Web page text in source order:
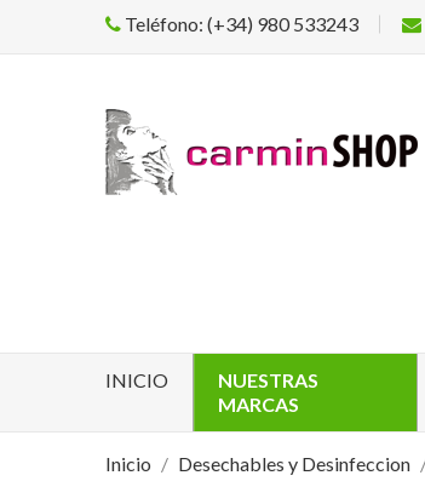
Teléfono: (+34) 980 533243
INICIO
NUESTRAS
MARCAS
Inicio Desechables y Desinfeccion